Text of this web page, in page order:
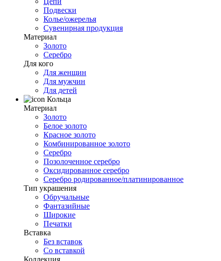
Подвески
Колье/ожерелья
Сувенирная продукция
Материал
Золото
Серебро
Для кого
Для женщин
Для мужчин
Для детей
Кольца
Материал
Золото
Белое золото
Красное золото
Комбинированное золото
Серебро
Позолоченное серебро
Оксидированное серебро
Серебро родированное/платинированное
Тип украшения
Обручальные
Фантазийные
Широкие
Печатки
Вставка
Без вставок
Со вставкой
Коллекция